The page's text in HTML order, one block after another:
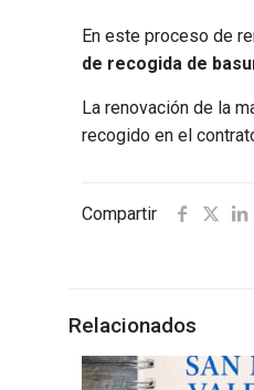
En este proceso de
de recogida de
La renovación de la
recogido en el
Compartir
Relacionados